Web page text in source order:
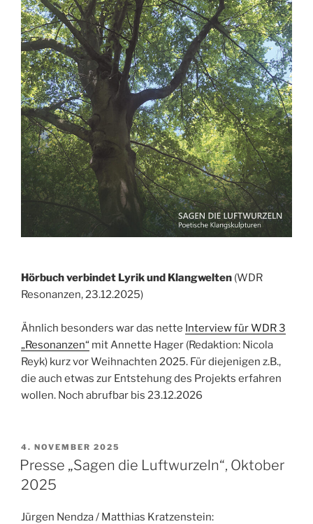
Hörbuch verbindet Lyrik und Klangwelten (WDR
Resonanzen, 23.12.2025)
Ähnlich besonders war das nette Interview für WDR 3
„Resonanzen“ mit Annette Hager (Redaktion: Nicola
Reyk) kurz vor Weihnachten 2025. Für diejenigen z.B.,
die auch etwas zur Entstehung des Projekts erfahren
wollen. Noch abrufbar bis 23.12.2026
VERÖFFENTLICHT
AM
4. NOVEMBER 2025
Presse „Sagen die Luftwurzeln“, Oktober
2025
Jürgen Nendza / Matthias Kratzenstein: